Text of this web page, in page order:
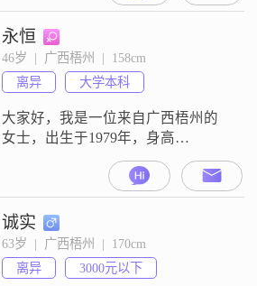
总是能够理解和尊重他人的想法和
感受##3002##在我的生活中，家庭
占据着非常重要的位置，我认为家
庭的和谐与幸福是我生活的基石
##3002##我热爱美食烹饪，喜欢尝
试各种不同的菜式，这不
永恒
46岁  |  广西梧州  |  158cm
离异
大学本科
大家好，我是一位来自广西梧州的
女士，出生于1979年，身高
158cm##3002##我在当地有着稳定的
工作，月收入在3001到5000元之间
##3002##我拥有大专学历，在工作
中我一直保持着认真负责的态度
##3002##我个人性格比较随和，容
易相处##3002##我很善解人意，能
站在别人的角度考虑问题，共情能
诚实
63岁  |  广西梧州  |  170cm
离异
3000元以下